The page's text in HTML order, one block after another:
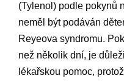
(Tylenol) podle pokynů
neměl být podáván
Reyeova syndromu.
než několik dní, je
lékařskou pomoc,